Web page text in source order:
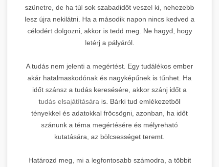
szünetre, de ha túl sok szabadidőt veszel ki, nehezebb
lesz újra nekilátni. Ha a második napon nincs kedved a
célodért dolgozni, akkor is tedd meg. Ne hagyd, hogy
letérj a pályáról.
A tudás nem jelenti a megértést. Egy tudálékos ember
akár hatalmaskodónak és nagyképűnek is tűnhet. Ha
időt szánsz a tudás keresésére, akkor szánj időt a
tudás elsajátítására is. Bárki tud emlékezetből
tényekkel és adatokkal fröcsögni, azonban, ha időt
szánunk a téma megértésére és mélyreható
kutatására, az bölcsességet teremt.
Határozd meg, mi a legfontosabb számodra, a többit